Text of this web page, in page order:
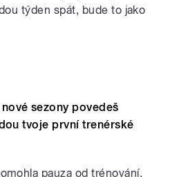
týden spát, bude to jako
sezony povedeš
tvoje první trenérské
pauza od trénování,